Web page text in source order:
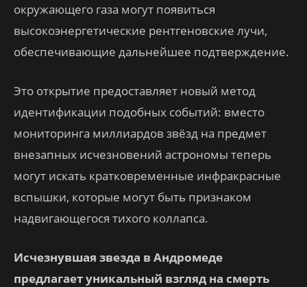
окружающего газа могут появиться
высокоэнергетические рентгеновские лучи,
обеспечивающие дальнейшее подтверждение.
Это открытие предоставляет новый метод
идентификации подобных событий: вместо
мониторинга миллиардов звёзд на предмет
внезапных исчезновений астрономы теперь
могут искать кратковременные инфракрасные
вспышки, которые могут быть признаком
надвигающегося тихого коллапса.
Исчезнувшая звезда в Андромеде
предлагает уникальный взгляд на смерть